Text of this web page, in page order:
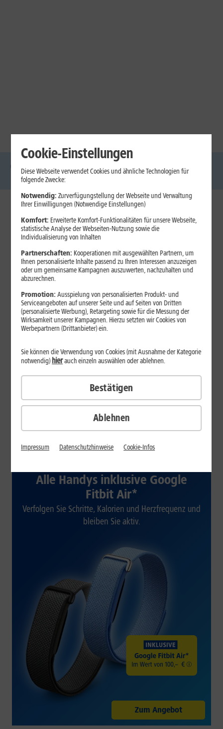
Glasfaser Internet Handys
Mobilfunk-
Laptops
1&1 Internet
Jetzt unterbrechungsfrei ins sehr gute Netz wechseln.
Ohne doppelte Kosten.*
ab 29,99
€/Monat*
Verfügbarkeit prüfen
Alle Handys inklusive Google
Fitbit Air*
Verfolgen Sie Schritte, Kalorien und Herzfrequenz und
bleiben Sie aktiv.
Zum Angebot
Cookie-Einstellungen
Diese Webseite verwendet Cookies und ähnliche Technologien für
folgende Zwecke:
Notwendig: Zurverfügungstellung der Webseite und Verwaltung
Ihrer Einwilligungen (Notwendige Einstellungen)
Komfort: Erweiterte Komfort-Funktionalitäten für unsere Webseite,
statistische Analyse der Webseiten-Nutzung sowie die
Individualisierung von Inhalten
Partnerschaften: Kooperationen mit ausgewählten Partnern, um
Ihnen personalisierte Inhalte passend zu Ihren Interessen anzuzeigen
oder um gemeinsame Kampagnen auszuwerten, nachzuhalten und
abzurechnen.
Promotion:Ausspielung von personalisierten Produkt- und
Serviceangeboten auf unserer Seite und auf Seiten von Dritten
(personalisierte Werbung), Retargeting sowie für die Messung der
Wirksamkeit unserer Kampagnen. Hierzu setzten wir Cookies von
Werbepartnern (Drittanbieter) ein.
Ablehnen
Sie können die Verwendung von Cookies (mit Ausnahme der Kategorie
notwendig)hierauch einzeln auswählen oder ablehnen.
Bestätigen
Impressum Datenschutzhinweise Cookie-Infos